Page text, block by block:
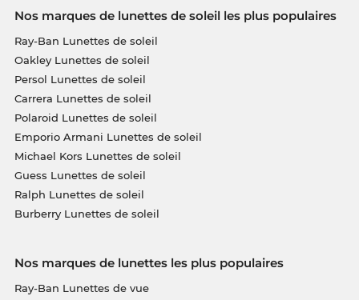
Nos marques de lunettes de soleil les plus populaires
Ray-Ban Lunettes de soleil
Oakley Lunettes de soleil
Persol Lunettes de soleil
Carrera Lunettes de soleil
Polaroid Lunettes de soleil
Emporio Armani Lunettes de soleil
Michael Kors Lunettes de soleil
Guess Lunettes de soleil
Ralph Lunettes de soleil
Burberry Lunettes de soleil
Nos marques de lunettes les plus populaires
Ray-Ban Lunettes de vue